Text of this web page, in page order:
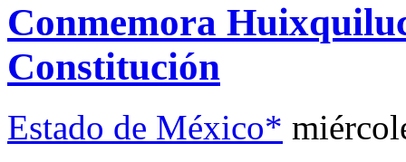
Conmemora
Constitución
Estado de México*